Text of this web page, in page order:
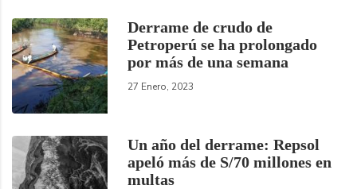
Derrame de crudo de
Petroperú se ha prolongado
por más de una semana
27 Enero, 2023
Un año del derrame: Repsol
apeló más de S/70 millones en
multas